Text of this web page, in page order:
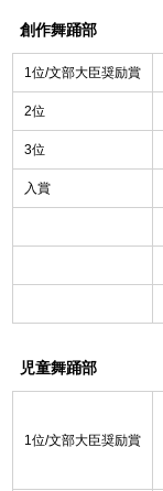
創作舞踊部
1位/文部大臣奨励賞
2位
3位
入賞
児童舞踊部
1位/文部大臣奨励賞